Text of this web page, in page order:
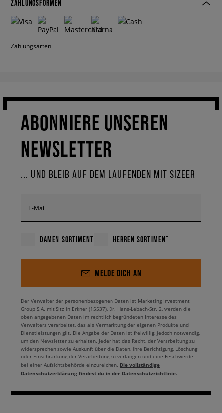
ZAHLUNGSFORMEN
Zahlungsarten
ABONNIERE UNSEREN
NEWSLETTER
... UND BLEIB AUF DEM LAUFENDEN MIT SIZEER
E-Mail
DAMEN SORTIMENT HERREN SORTIMENT
MELDE DICH AN
Der Verwalter der personenbezogenen Daten ist Marketing Investment
Group S.A. mit Sitz in Erkner (15537), Dr. Hans-Lebach-Str. 2, werden die
oben angegebenen Daten im rechtlich begründeten Interesse des
Verwalters verarbeitet, das als Vermarktung der eigenen Produkte und
Dienstleistungen gilt. Die Angabe der Daten ist freiwillig, jedoch notwendig,
um den Newsletter zu erhalten. Jeder hat das Recht, der Verarbeitung zu
widersprechen sowie Auskunft über die Daten, ihre Berichtigung, Löschung
oder Einschränkung der Verarbeitung zu verlangen und eine Beschwerde
bei einer Aufsichtsbehörde einzureichen. Die vollständige
Datenschutzerklärung findest du in der Datenschutzrichtlinie.